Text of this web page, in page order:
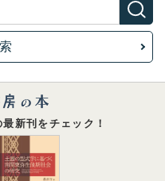
新刊をチェック！